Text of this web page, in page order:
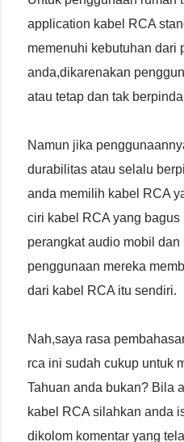
application kabel RCA
memenuhi kebutuhan dari
anda,dikarenakan
atau tetap dan tak
Namun jika
durabilitas atau selalu
anda memilih kabel RCA
ciri kabel RCA yang
perangkat audio mobil
penggunaan mereka
dari kabel RCA itu sendiri.
Nah,saya rasa
rca ini sudah cukup untuk
Tahuan anda bukan? Bila
kabel RCA silahkan anda
dikolom komentar yang